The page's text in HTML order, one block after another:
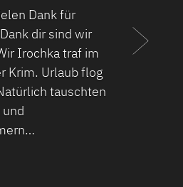
Dank für
dir sind wir
traf im
Urlaub flog
tauschten